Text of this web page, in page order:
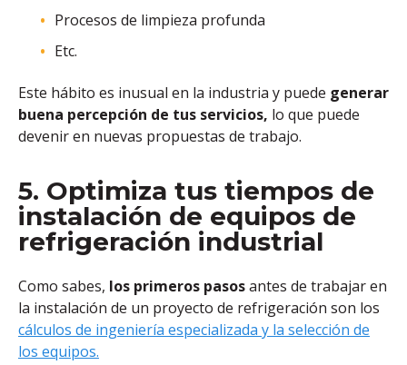
Procesos de limpieza profunda
Etc.
Este hábito es inusual en la industria y puede generar
buena percepción de tus servicios, lo que puede
devenir en nuevas propuestas de trabajo.
5. Optimiza tus tiempos de
instalación de equipos de
refrigeración industrial
Como sabes, los primeros pasosantes de trabajar en
la instalación de un proyecto de refrigeración son los
cálculos de ingeniería especializada y la selección de
los equipos.